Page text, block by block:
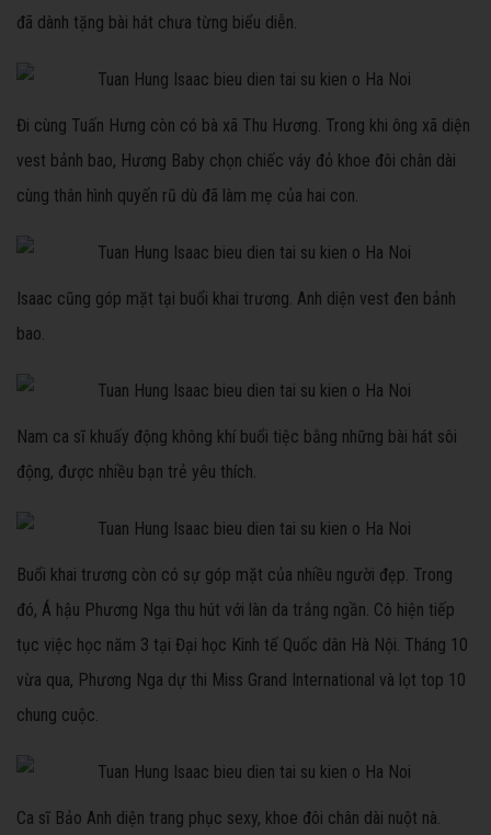
đã dành tặng bài hát chưa từng biểu diễn.
Đi cùng Tuấn Hưng còn có bà xã Thu Hương. Trong khi ông xã diện
vest bảnh bao, Hương Baby chọn chiếc váy đỏ khoe đôi chân dài
cùng thân hình quyến rũ dù đã làm mẹ của hai con.
Isaac cũng góp mặt tại buổi khai trương. Anh diện vest đen bảnh
bao.
Nam ca sĩ khuấy động không khí buổi tiệc bằng những bài hát sôi
động, được nhiều bạn trẻ yêu thích.
Buổi khai trương còn có sự góp mặt của nhiều người đẹp. Trong
đó, Á hậu Phương Nga thu hút với làn da trắng ngần. Cô hiện tiếp
tục việc học năm 3 tại Đại học Kinh tế Quốc dân Hà Nội. Tháng 10
vừa qua, Phương Nga dự thi Miss Grand International và lọt top 10
chung cuộc.
Ca sĩ Bảo Anh diện trang phục sexy, khoe đôi chân dài nuột nà.